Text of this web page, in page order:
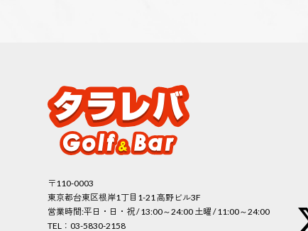
〒110-0003
東京都台東区根岸1丁目1-21 高野ビル3F
営業時間:平日・日・祝 / 13:00～24:00 土曜 / 11:00～24:00
TEL：03-5830-2158